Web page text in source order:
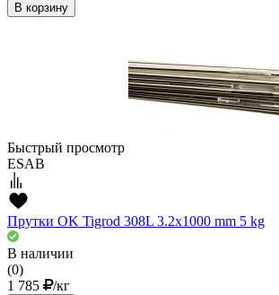
В корзину
Быстрый просмотр
ESAB
Прутки OK Tigrod 308L 3.2x1000 mm 5 kg
В наличии
(0)
1 785
/кг